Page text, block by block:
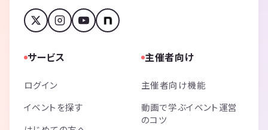
サービス
ログイン
イベントを探す
主催者向け
主催者向け機能
動画で学ぶイベント運営
のコツ